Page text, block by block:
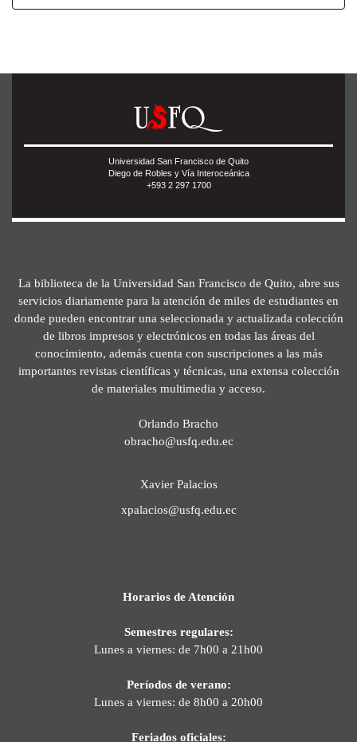
Universidad San Francisco de Quito
Diego de Robles y Vía Interoceánica
+593 2 297 1700
La biblioteca de la Universidad San Francisco de Quito, abre sus
servicios diariamente para la atención de miles de estudiantes en
donde pueden encontrar una seleccionada y actualizada colección
de libros impresos y electrónicos en todas las áreas del
conocimiento, además cuenta con suscripciones a las más
importantes revistas científicas y técnicas, una extensa colección
de materiales multimedia y acceso.
Orlando Bracho
obracho@usfq.edu.ec
Xavier Palacios
xpalacios@usfq.edu.ec
Horarios de Atención
Semestres regulares:
Lunes a viernes: de 7h00 a 21h00
Períodos de verano:
Lunes a viernes: de 8h00 a 20h00
Feriados oficiales: